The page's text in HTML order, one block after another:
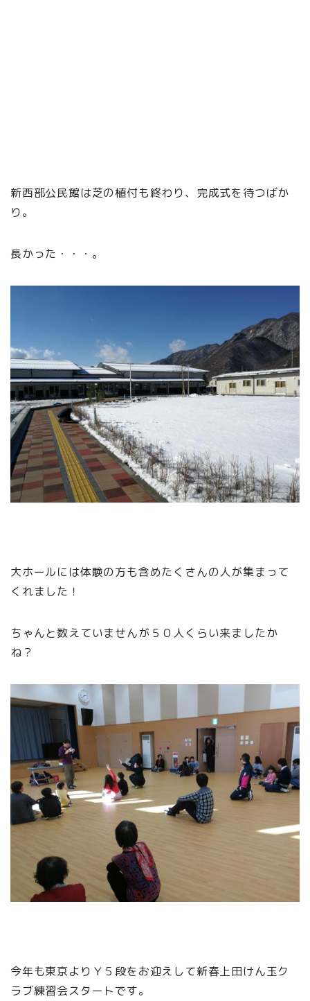
新西部公民館は芝の植付も終わり、完成式を待つばか
り。
長かった・・・。
大ホールには体験の方も含めたくさんの人が集まって
くれました！
ちゃんと数えていませんが５０人くらい来ましたか
ね？
今年も東京よりＹ５段をお迎えして新春上田けん玉ク
ラブ練習会スタートです。